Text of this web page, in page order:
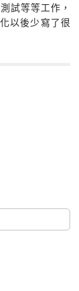
試等等工作，
以後少寫了很